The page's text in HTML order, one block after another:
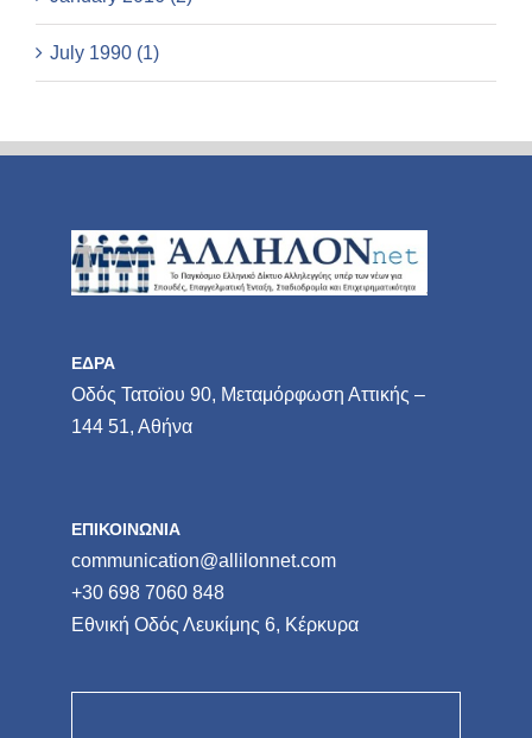
July 1990 (1)
ΕΔΡΑ
Οδός Τατοϊου 90, Μεταμόρφωση Αττικής –
144 51, Αθήνα
ΕΠΙΚΟΙΝΩΝΙΑ
communication@allilonnet.com
+30 698 7060 848
Εθνική Οδός Λευκίμης 6, Κέρκυρα